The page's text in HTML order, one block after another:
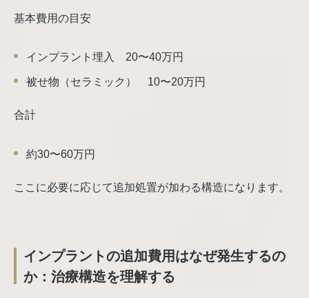
基本費用の目安
インプラント埋入 20〜40万円
被せ物（セラミック） 10〜20万円
合計
約30〜60万円
ここに必要に応じて追加処置が加わる構造になります。
インプラントの追加費用はなぜ発生するの
か：治療構造を理解する